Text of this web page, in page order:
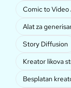
Comic to Video
Alat za
Story Diffusion
Kreator likova
Besplatan